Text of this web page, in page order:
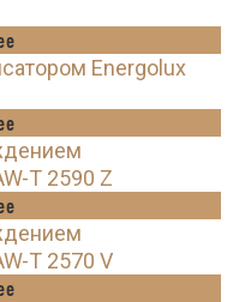
Energolux
T 2590 Z
T 2570 V